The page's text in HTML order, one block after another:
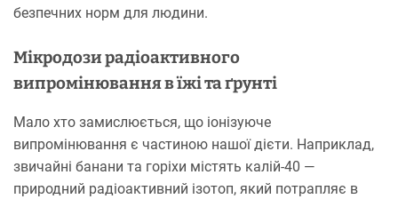
безпечних норм для людини.
Мікродози радіоактивного
випромінювання в їжі та ґрунті
Мало хто замислюється, що іонізуюче
випромінювання є частиною нашої дієти. Наприклад,
звичайні банани та горіхи містять калій-40 —
природний радіоактивний ізотоп, який потрапляє в